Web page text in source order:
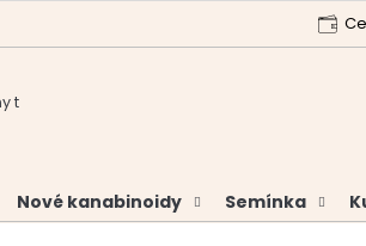
Nové kanabinoidy Semínka